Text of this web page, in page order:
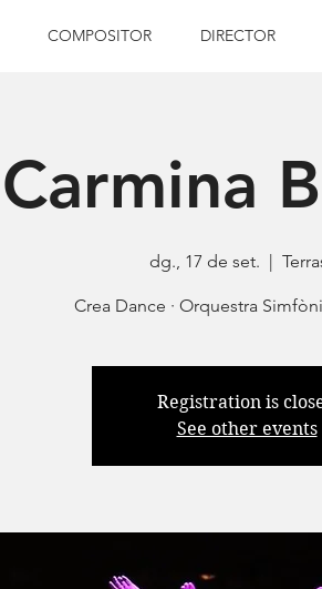
COMPOSITOR DIRECTOR
Carmina
dg., 17 de set.
  |
Crea Dance · Orquestra
Registration is
See other events